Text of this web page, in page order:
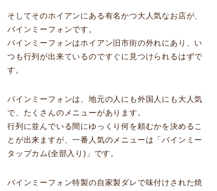
そしてそのホイアンにある有名かつ大人気なお店が、
バインミーフォンです。
バインミーフォンはホイアン旧市街の外れにあり、い
つも行列が出来ているのですぐに見つけられるはずで
す。
バインミーフォンは、地元の人にも外国人にも大人気
で、たくさんのメニューがあります。
行列に並んでいる間にゆっくり何を頼むかを決めるこ
とが出来ますが、一番人気のメニューは「バインミー
タップカム(全部入り)」です。
バインミーフォン特製の自家製ダレで味付けされた焼